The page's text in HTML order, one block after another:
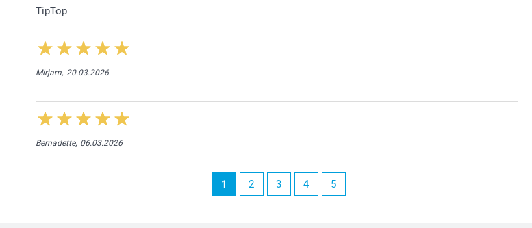
TipTop
Mirjam, 20.03.2026
Bernadette, 06.03.2026
1 2 3 4 5